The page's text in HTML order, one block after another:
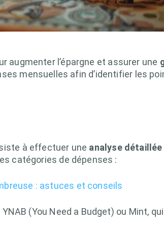
augmenter l’épargne et assurer une
mensuelles afin d’identifier les
à effectuer une analyse
catégories de dépenses :
: astuces et conseils
(You Need a Budget) ou Mint,